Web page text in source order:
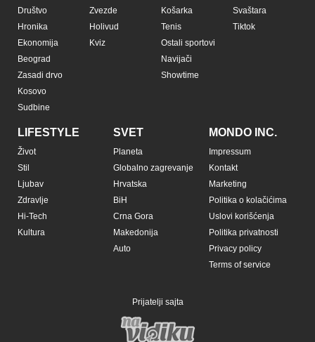
Društvo
Hronika
Ekonomija
Beograd
Zasadi drvo
Kosovo
Sudbine
Zvezde
Holivud
Kviz
Košarka
Tenis
Ostali sportovi
Navijači
Showtime
Svaštara
Tiktok
LIFESTYLE
Život
Stil
Ljubav
Zdravlje
Hi-Tech
Kultura
SVET
Planeta
Globalno zagrevanje
Hrvatska
BiH
Crna Gora
Makedonija
Auto
MONDO INC.
Impressum
Kontakt
Marketing
Politika o kolačićima
Uslovi korišćenja
Politika privatnosti
Privacy policy
Terms of service
Prijatelji sajta